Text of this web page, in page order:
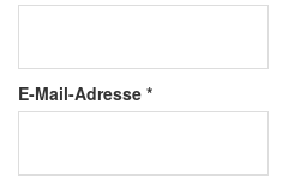
E-Mail-Adresse *